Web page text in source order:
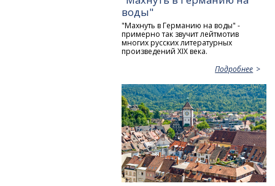
воды"
"Махнуть в Германию на воды" -
примерно так звучит лейтмотив
многих русских литературных
произведений XIX века.
Подробнее